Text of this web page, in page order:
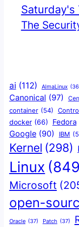
Saturday's
The
ai (112) AlmaLinux
Canonical (97)
container (54)
docker (66) Fedora
Google (90) IBM
Kernel (298)
Linux
Microsoft
open-
Oracle (37) Patch (37)